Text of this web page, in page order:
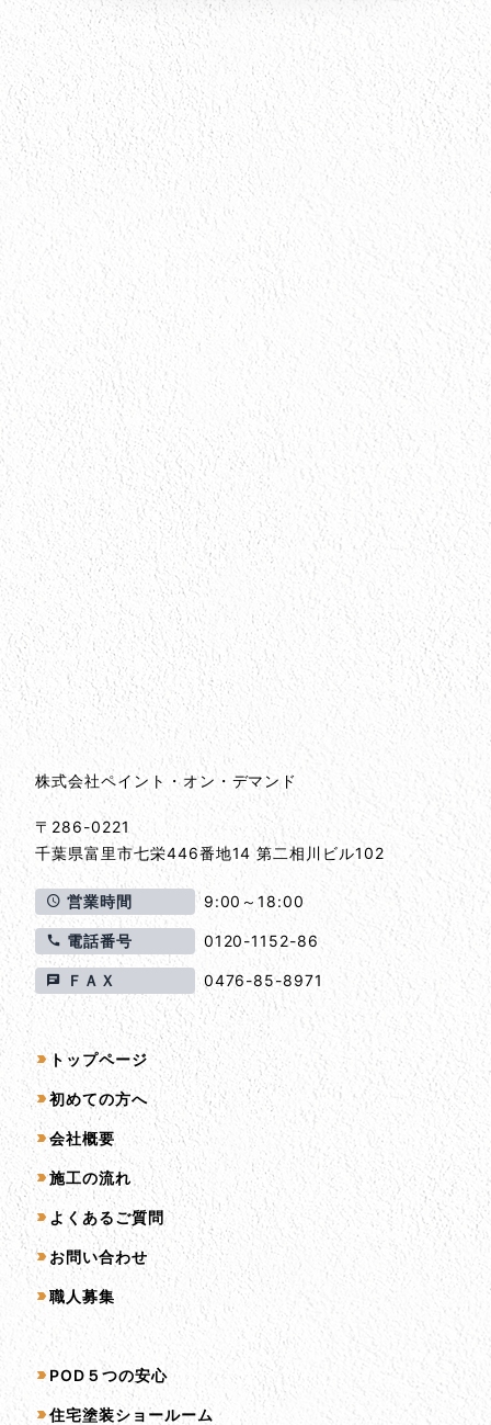
会社情報とサイトマップ
会社情報
株式会社ペイント・オン・デマンド
〒286-0221
千葉県富里市七栄446番地14 第二相川ビル102
営業時間 9:00～18:00
電話番号 0120-1152-86
ＦＡＸ 0476-85-8971
サイトマップ
トップページ
初めての方へ
会社概要
施工の流れ
よくあるご質問
お問い合わせ
職人募集
サービス一覧
POD５つの安心
住宅塗装ショールーム